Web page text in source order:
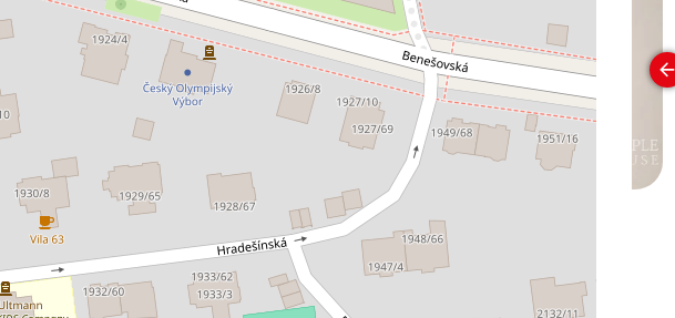
kanceláře 265 m², Praha -
EUR za m²/měsíc
Pronájem kanceláře 17 m², Praha 7
10 000 Kč za měsíc